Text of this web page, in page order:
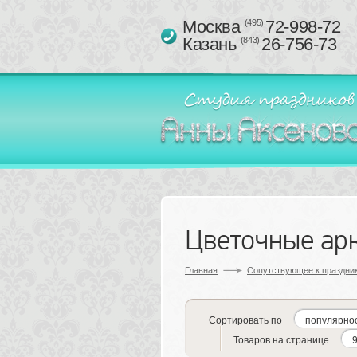
Москва (495)72-998-72
Казань (843)26-756-73
Цветочные
Главная Сопутствующее к
Сортировать по
Товаров на странице